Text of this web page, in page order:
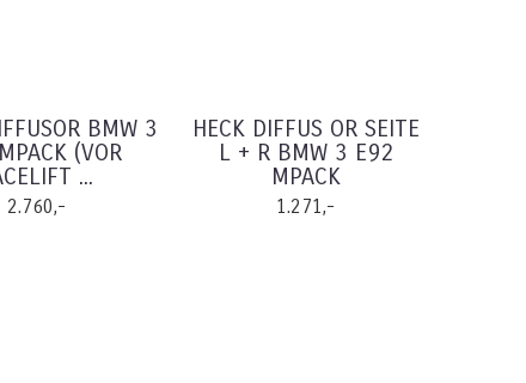
BMW 3
(VOR
...
2.760,-
HECK DIFFUS OR SEITE
L + R BMW 3 E92
MPACK
1.271,-